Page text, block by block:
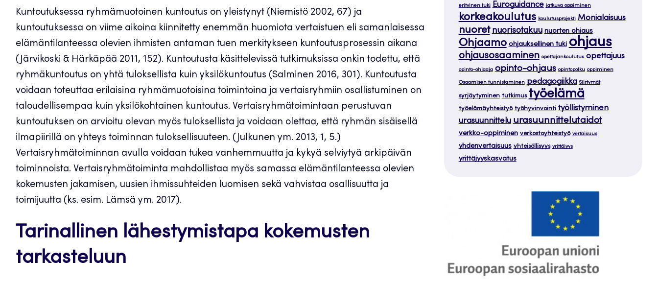
Kuntoutuksessa ryhmämuotoinen kuntoutus on yleistynyt (Niemistö 2002, 67) ja
kuntoutuksessa on viime aikoina kiinnitetty enemmän huomiota vertaistuen eli samanlaisessa
elämäntilanteessa olevien ihmisten antaman tuen merkitykseen kuntoutusprosessin aikana
(Järvikoski & Härkäpää 2011, 152). Kuntoutusta käsittelevissä tutkimuksissa onkin todettu, että
ryhmäkuntoutus on yhtä tuloksellista kuin yksilökuntoutus (Salminen 2016, 301). Kuntoutusta
voidaan toteuttaa erilaisina ryhmämuotoisina toimintoina ja vertaisryhmiin osallistuminen on
taloudellisempaa kuin yksilökohtainen kuntoutus. Vertaisryhmätoimintaan perustuvan
kuntoutuksen on arvioitu olevan myös tuloksellista ja voidaan olettaa, että ryhmän sisäisellä
ilmapiirillä on yhteys toiminnan tuloksellisuuteen. (Julkunen ym. 2013, 1, 5.)
Vertaisryhmätoiminnan avulla voidaan tukea vanhemmuutta ja kykyä selviytyä arkipäivän
toiminnoista. Vertaisryhmätoiminta mahdollistaa myös samassa elämäntilanteessa olevien
kokemusten jakamisen, uusien ihmissuhteiden luomisen sekä vahvistaa osallisuutta ja
toimijuutta (ks. esim. Lämsä ym. 2017).
Tarinallinen lähestymistapa kokemusten
tarkasteluun
erityinen tuki Euroguidance jatkuva oppiminen
korkeakoulutus koulutusprojekti Monialaisuus
nuoret nuorisotakuu nuorten ohjaus
Ohjaamo ohjauksellinen tuki ohjaus
ohjausosaaminen opettajankoulutus opettajuus
opinto-ohjaaja opinto-ohjaus opintopolku oppiminen
Osaamisen tunnistaminen pedagogiikka Siirtymät
syrjäytyminen tutkimus työelämä
työelämäyhteistyö työhyvinvointi työllistyminen
urasuunnittelu urasuunnittelutaidot
verkko-oppiminen verkostoyhteistyö vertaisuus
yhdenvertaisuus yhteisöllisyys yrittäjyys
yrittäjyyskasvatus